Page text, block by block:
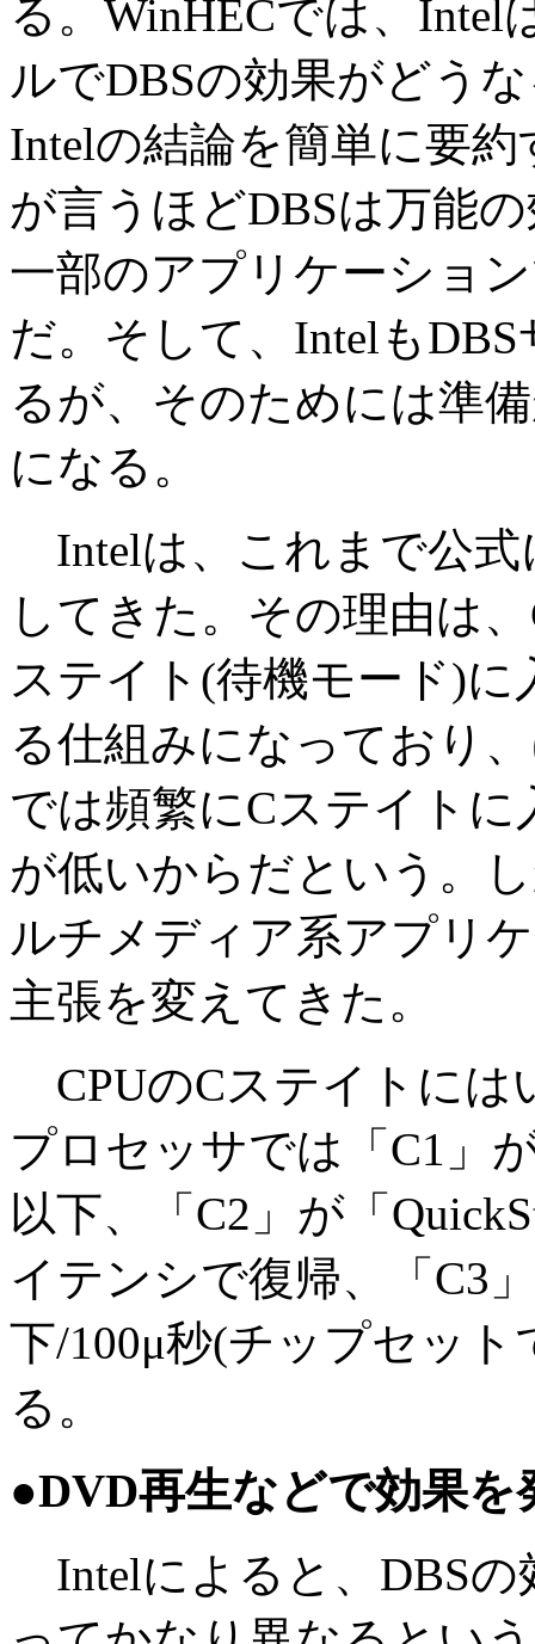
る。WinHECでは、
ルでDBSの効果がどう
Intelの結論を簡単に要
が言うほどDBSは万能
一部のアプリケーショ
だ。そして、Intelも
るが、そのためには準
になる。
Intelは、これまで公式
してきた。その理由は
ステイト(待機モード)
る仕組みになっており
では頻繁にCステイト
が低いからだという。
ルチメディア系アプリ
主張を変えてきた。
CPUのCステイトには
プロセッサでは「C1」
以下、「C2」が「
イテンシで復帰、「C3
下/100μ秒(チップセッ
る。
●DVD再生などで効果を
Intelによると、DBSの